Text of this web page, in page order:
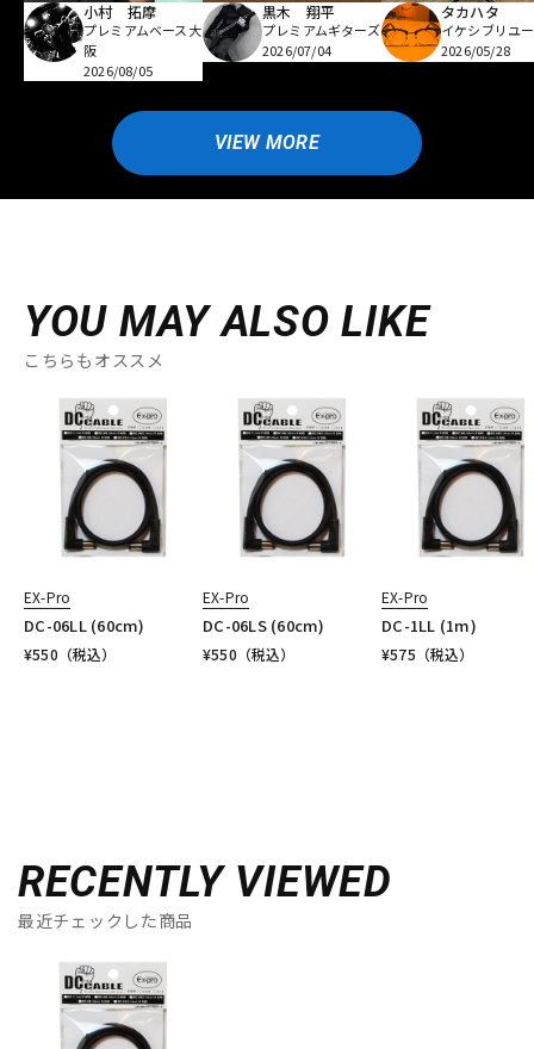
小村 拓摩
プレミアムベース大
阪
2026/08/05
黒木 翔平
プレミアムギターズ
2026/07/04
タカハタ
イケシブリユ
2026/05/28
VIEW MORE
YOU MAY ALSO LIKE
こちらもオススメ
EX-Pro
DC-06LL (60cm)
¥550 （税込）
EX-Pro
DC-06LS (60cm)
¥550 （税込）
EX-Pro
DC-1LL (1m)
¥575 （税込）
RECENTLY VIEWED
最近チェックした商品